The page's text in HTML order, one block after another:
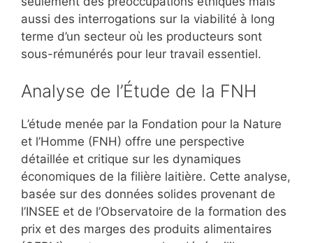
aussi des interrogations sur la viabilité à long
terme d’un secteur où les producteurs sont
sous-rémunérés pour leur travail essentiel.
Analyse de l’Étude de la FNH
L’étude menée par la Fondation pour la Nature
et l’Homme (FNH) offre une perspective
détaillée et critique sur les dynamiques
économiques de la filière laitière. Cette analyse,
basée sur des données solides provenant de
l’INSEE et de l’Observatoire de la formation des
prix et des marges des produits alimentaires